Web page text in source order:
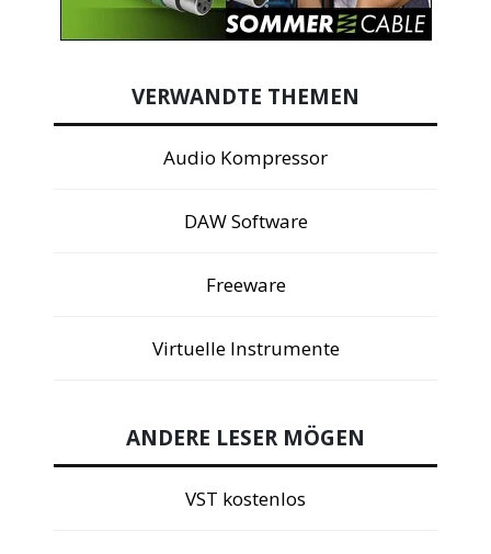
VERWANDTE THEMEN
Audio Kompressor
DAW Software
Freeware
Virtuelle Instrumente
ANDERE LESER MÖGEN
VST kostenlos